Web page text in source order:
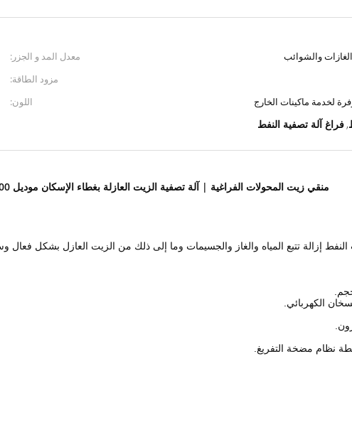
والشوائب معدل المد و الجزر:
مزود الطاقة:
لخدمة ماكينات الخارج اللون:
, فراغ آلة تصفية النفط
منقي زيت المحولات الفراغية | آلة تصفية الزيت العازلة بغطاء الإسكان موديل VFD-100
النفط إزالة تتبع المياه والغاز والجسيمات وما إلى ذلك من الزيت العازل بشكل فعال